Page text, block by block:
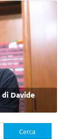
Davide